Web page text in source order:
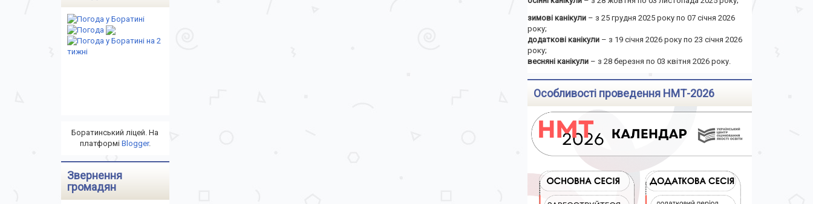
Боратинський ліцей. На
платформі Blogger.
Звернення
громадян
зимові канікули– з 25 грудня 2025 року по 07 січня 2026
року;
додаткові канікули– з 19 січня 2026 року по 23 січня 2026
року;
весняні канікули– з 28 березня по 03 квітня 2026 року.
Особливості проведення НМТ-2026